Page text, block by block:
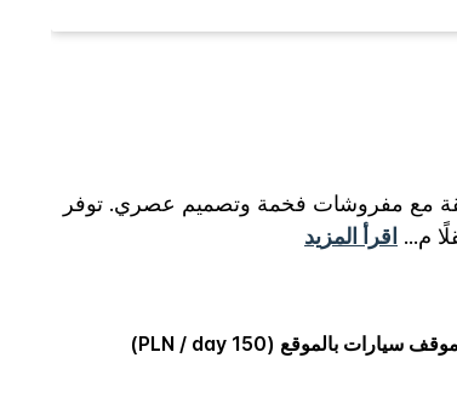
الأعمال تطوراً في وسط المدينة. يحتوي الفندق على 212 غرف وأجنحة أنيقة مع مفروشات فخمة وتصميم عصري. توفر
م... اقرأ المزيد
موقف سيارات بالموقع (150 PLN / day)